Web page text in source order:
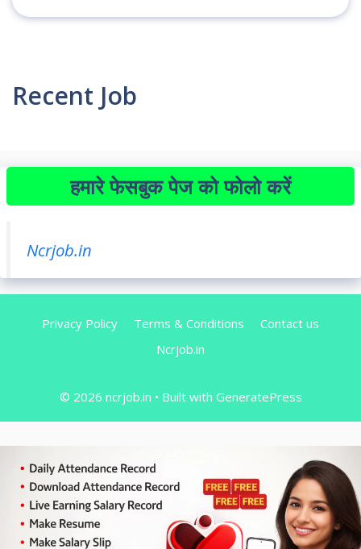
Recent Job
हमारे फेसबुक पेज को फोलो करें
Ncrjob.in
Privacy Policy Terms & Conditions
Contact us
Ncrjob.in
© 2026 ncrjob.in • Built with GeneratePress